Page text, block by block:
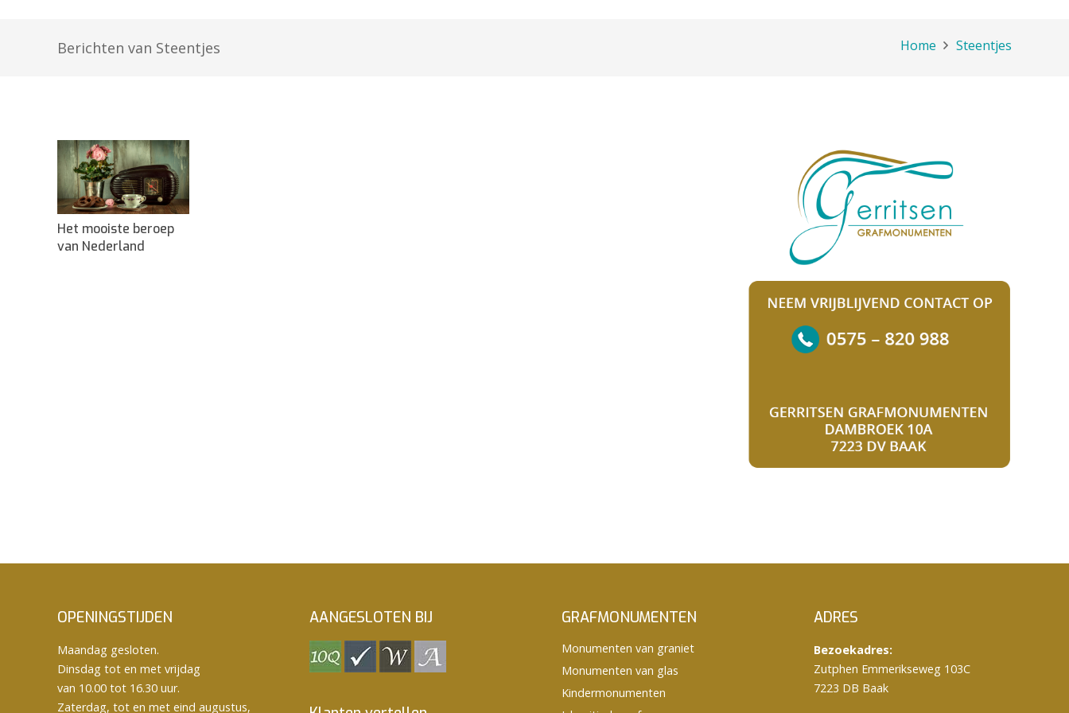
Berichten van Steentjes Home Steentjes
Het mooiste beroep
van Nederland
OPENINGSTIJDEN
Maandag gesloten.
Dinsdag tot en met vrijdag
van 10.00 tot 16.30 uur.
Zaterdag, tot en met eind augustus,
AANGESLOTEN BIJ GRAFMONUMENTEN
Monumenten van graniet
Monumenten van glas
Kindermonumenten
ADRES
Bezoekadres:
Zutphen Emmerikseweg 103C
7223 DB Baak